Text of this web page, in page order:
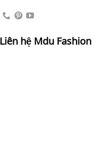
Liên hệ Mdu Fashion